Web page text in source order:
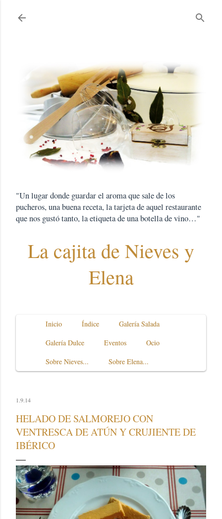
"Un lugar donde guardar el aroma que sale de los
pucheros, una buena receta, la tarjeta de aquel restaurante
que nos gustó tanto, la etiqueta de una botella de vino…"
La cajita de Nieves y
Elena
Inicio Índice
Galería Salada
Galería Dulce
Eventos
Ocio
Sobre Nieves...
Sobre Elena...
1.9.14
HELADO DE SALMOREJO CON
VENTRESCA DE ATÚN Y CRUJIENTE DE
IBÉRICO